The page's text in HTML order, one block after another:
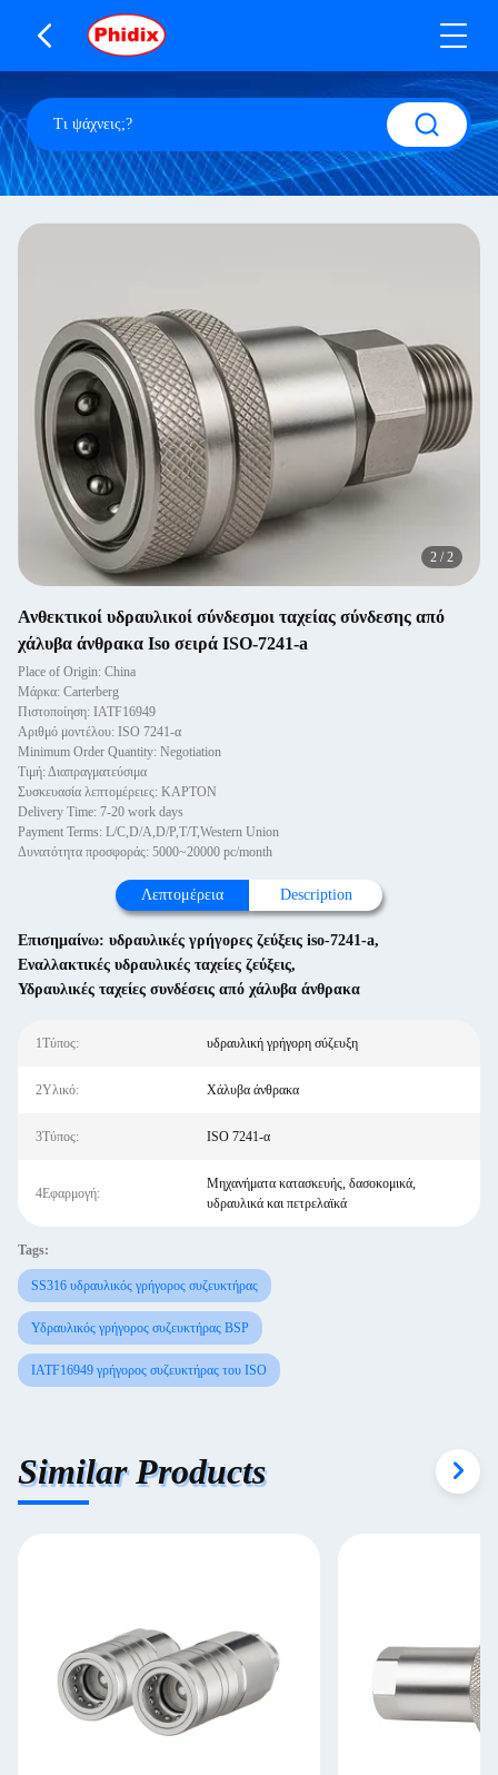
2 /2
Ανθεκτικοί υδραυλικοί σύνδεσμοι ταχείας σύνδεσης από
χάλυβα άνθρακα Iso σειρά ISO-7241-a
Place of Origin: China
Μάρκα: Carterberg
Πιστοποίηση: IATF16949
Αριθμό μοντέλου: ISO 7241-α
Minimum Order Quantity: Negotiation
Τιμή: Διαπραγματεύσιμα
Συσκευασία λεπτομέρειες: ΚΑΡΤΟΝ
Delivery Time: 7-20 work days
Payment Terms: L/C,D/A,D/P,T/T,Western Union
Δυνατότητα προσφοράς: 5000~20000 pc/month
Λεπτομέρεια Description
Επισημαίνω: υδραυλικές γρήγορες ζεύξεις iso-7241-a,
Εναλλακτικές υδραυλικές ταχείες ζεύξεις,
Υδραυλικές ταχείες συνδέσεις από χάλυβα άνθρακα
1Τύπος: υδραυλική γρήγορη σύζευξη
2Υλικό: Χάλυβα άνθρακα
3Τύπος: ISO 7241-α
4Εφαρμογή:
Μηχανήματα κατασκευής, δασοκομικά,
υδραυλικά και πετρελαϊκά
Tags:
SS316 υδραυλικός γρήγορος συζευκτήρας
Υδραυλικός γρήγορος συζευκτήρας BSP
IATF16949 γρήγορος συζευκτήρας του ISO
Similar Products